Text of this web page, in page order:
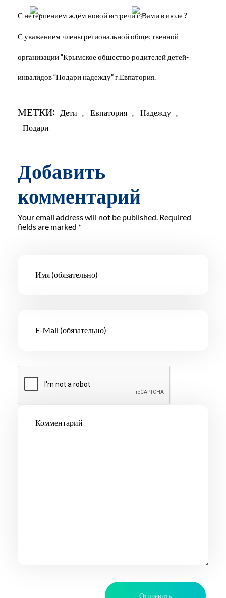
С нетерпением ждём новой встречи с Вами в июле ?
С уважением члены региональной общественной
организации “Крымское общество родителей детей-
инвалидов “Подари надежду” г.Евпатория.
МЕТКИ: Дети , Евпатория , Надежду ,
Подари
Добавить
комментарий
Your email address will not be published. Required
fields are marked *